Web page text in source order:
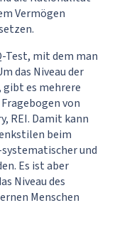
Vermögen
Test, mit dem man
das Niveau der
gibt es mehrere
von
REI. Damit kann
beim
und
Es ist aber
Niveau des
Menschen